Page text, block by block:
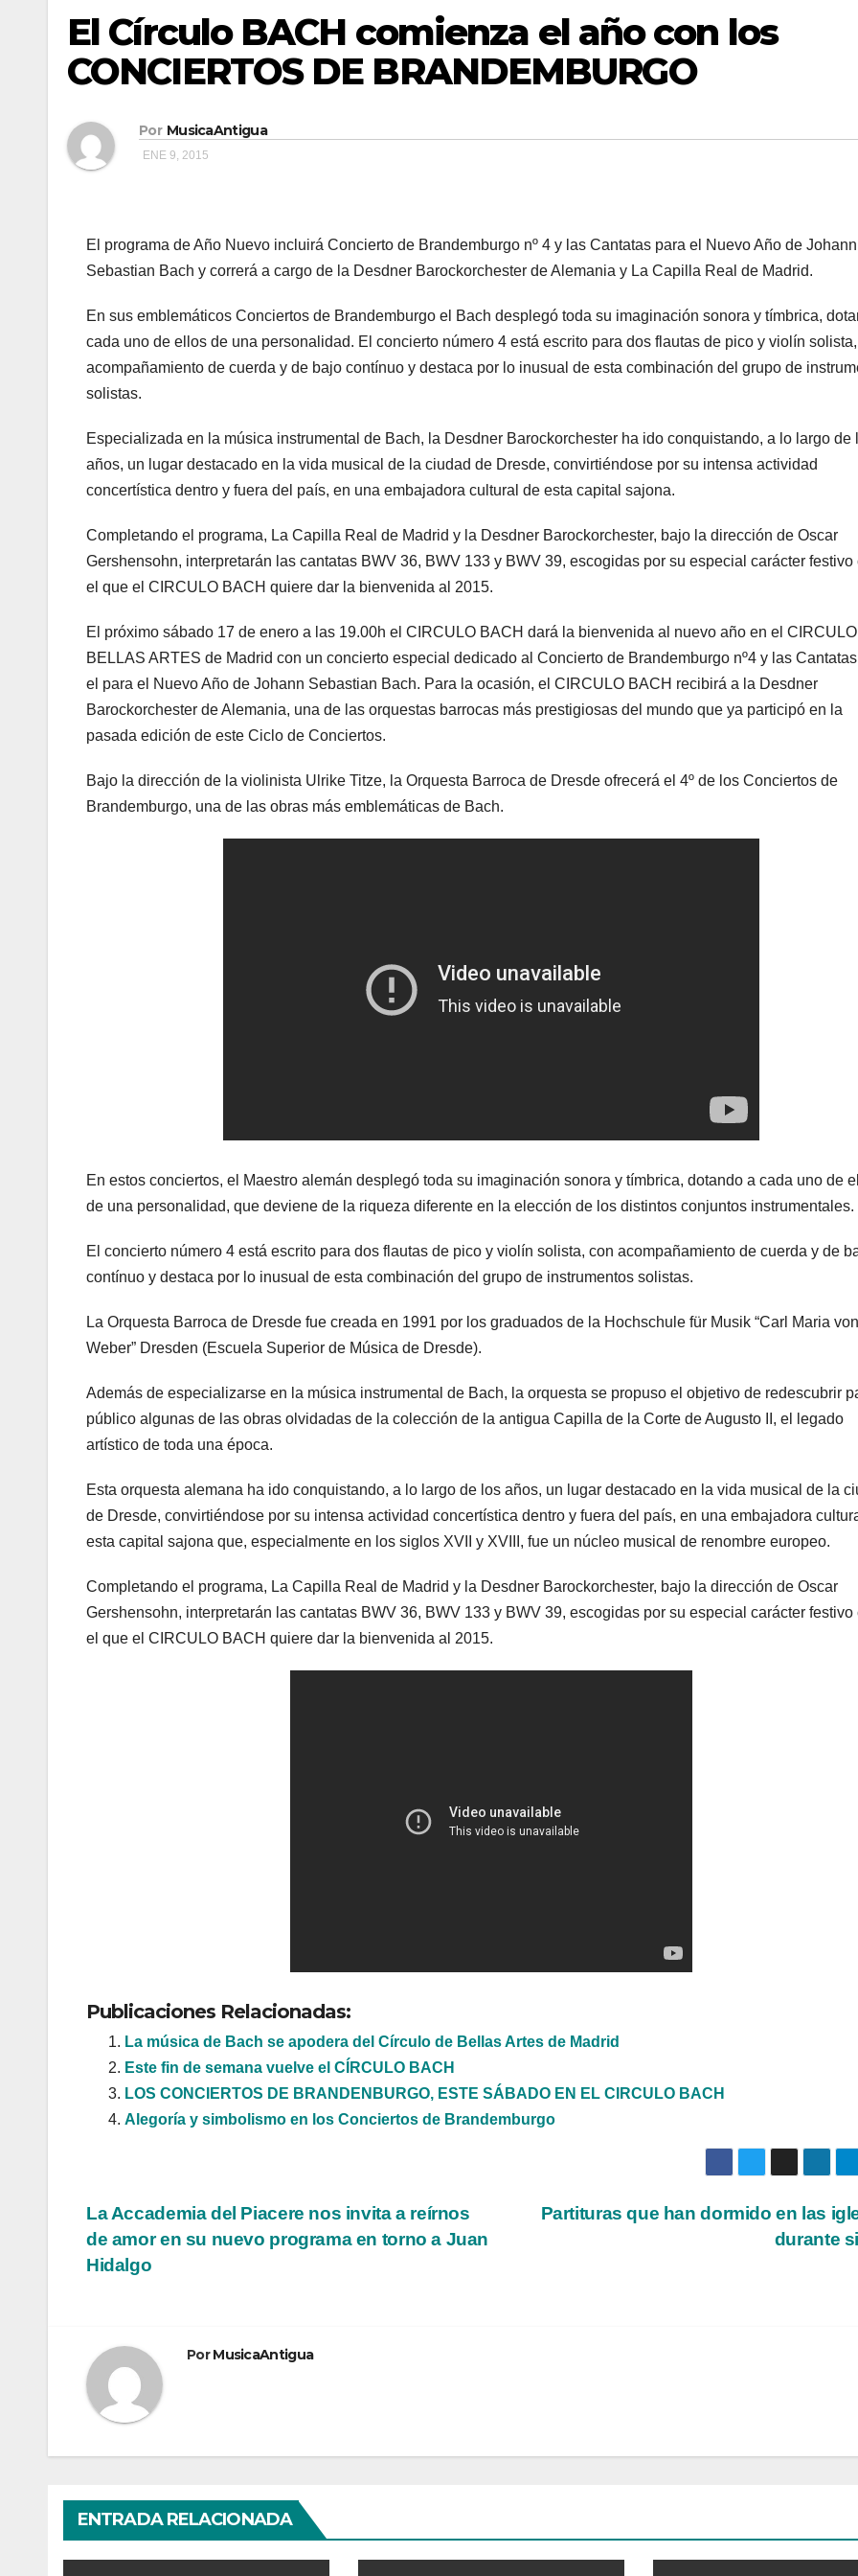
El Círculo BACH comienza el año con los
CONCIERTOS DE BRANDEMBURGO
Por MusicaAntigua
ENE 9, 2015
El programa de Año Nuevo incluirá Concierto de Brandemburgo nº 4 y las Cantatas para el Nuevo Año de Johann
Sebastian Bach y correrá a cargo de la Desdner Barockorchester de Alemania y La Capilla Real de Madrid.
En sus emblemáticos Conciertos de Brandemburgo el Bach desplegó toda su imaginación sonora y tímbrica,
cada uno de ellos de una personalidad. El concierto número 4 está escrito para dos flautas de pico y violín
acompañamiento de cuerda y de bajo contínuo y destaca por lo inusual de esta combinación del grupo de
solistas.
Especializada en la música instrumental de Bach, la Desdner Barockorchester ha ido conquistando, a lo largo de
años, un lugar destacado en la vida musical de la ciudad de Dresde, convirtiéndose por su intensa actividad
concertística dentro y fuera del país, en una embajadora cultural de esta capital sajona.
Completando el programa, La Capilla Real de Madrid y la Desdner Barockorchester, bajo la dirección de Oscar
Gershensohn, interpretarán las cantatas BWV 36, BWV 133 y BWV 39, escogidas por su especial carácter festivo
el que el CIRCULO BACH quiere dar la bienvenida al 2015.
El próximo sábado 17 de enero a las 19.00h el CIRCULO BACH dará la bienvenida al nuevo año en el
BELLAS ARTES de Madrid con un concierto especial dedicado al Concierto de Brandemburgo nº4 y las
el para el Nuevo Año de Johann Sebastian Bach. Para la ocasión, el CIRCULO BACH recibirá a la Desdner
Barockorchester de Alemania, una de las orquestas barrocas más prestigiosas del mundo que ya participó en la
pasada edición de este Ciclo de Conciertos.
Bajo la dirección de la violinista Ulrike Titze, la Orquesta Barroca de Dresde ofrecerá el 4º de los Conciertos de
Brandemburgo, una de las obras más emblemáticas de Bach.
En estos conciertos, el Maestro alemán desplegó toda su imaginación sonora y tímbrica, dotando a cada uno de
de una personalidad, que deviene de la riqueza diferente en la elección de los distintos conjuntos instrumentales.
El concierto número 4 está escrito para dos flautas de pico y violín solista, con acompañamiento de cuerda y de
contínuo y destaca por lo inusual de esta combinación del grupo de instrumentos solistas.
La Orquesta Barroca de Dresde fue creada en 1991 por los graduados de la Hochschule für Musik “Carl Maria von
Weber” Dresden (Escuela Superior de Música de Dresde).
Además de especializarse en la música instrumental de Bach, la orquesta se propuso el objetivo de redescubrir
público algunas de las obras olvidadas de la colección de la antigua Capilla de la Corte de Augusto II, el legado
artístico de toda una época.
Esta orquesta alemana ha ido conquistando, a lo largo de los años, un lugar destacado en la vida musical de la
de Dresde, convirtiéndose por su intensa actividad concertística dentro y fuera del país, en una embajadora
esta capital sajona que, especialmente en los siglos XVII y XVIII, fue un núcleo musical de renombre europeo.
Completando el programa, La Capilla Real de Madrid y la Desdner Barockorchester, bajo la dirección de Oscar
Gershensohn, interpretarán las cantatas BWV 36, BWV 133 y BWV 39, escogidas por su especial carácter festivo
el que el CIRCULO BACH quiere dar la bienvenida al 2015.
Publicaciones Relacionadas:
La música de Bach se apodera del Círculo de Bellas Artes de Madrid
Este fin de semana vuelve el CÍRCULO BACH
LOS CONCIERTOS DE BRANDENBURGO, ESTE SÁBADO EN EL CIRCULO BACH
Alegoría y simbolismo en los Conciertos de Brandemburgo
Navegación
de
Partituras que han dormido en las
durante
La Accademia del Piacere nos invita a reírnos
de amor en su nuevo programa en torno a Juan
Hidalgo
PorMusicaAntigua
ENTRADA RELACIONADA